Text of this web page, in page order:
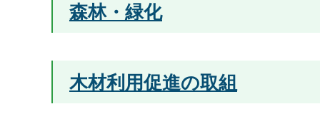
森林・緑化
木材利用促進の取組